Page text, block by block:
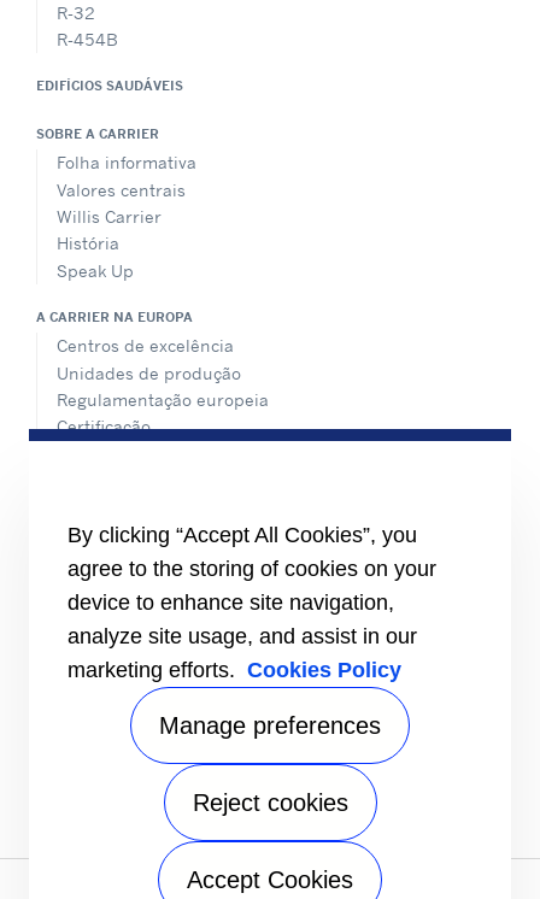
R-32
R-454B
EDIFÍCIOS SAUDÁVEIS
SOBRE A CARRIER
Folha informativa
Valores centrais
Willis Carrier
História
Speak Up
A CARRIER NA EUROPA
Centros de excelência
Unidades de produção
Regulamentação europeia
Certificação
RECURSOS
Brochuras
Vídeos
INFORMAÇÕES
Fornecedores
Investidores
CONTACTE-NOS
Aviso de privacidade|Termos de utilização
By clicking “Accept All Cookies”, you
agree to the storing of cookies on your
device to enhance site navigation,
analyze site usage, and assist in our
marketing efforts. Cookies Policy
Manage preferences
Reject cookies
Accept Cookies